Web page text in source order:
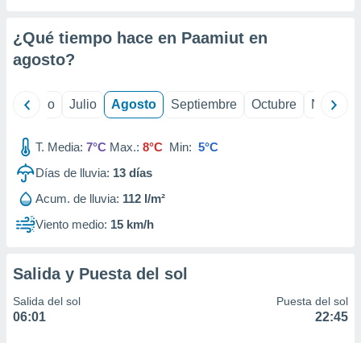
e
mediante
publicidad
publicidad
de
1199
¿Qué tiempo hace en Paamiut en
agosto?
Junio Julio Agosto Septiembre Octubre
T. Media: 7°C Max.: 8°C Min: 5°C
Días de lluvia: 13 días
Acum. de lluvia: 112 l/m²
Viento medio: 15 km/h
Salida y Puesta del sol
Salida del sol
06:01
Puesta del sol
22:45